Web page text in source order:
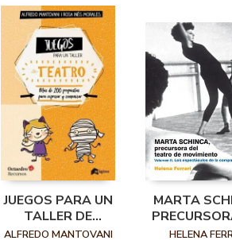
JUEGOS PARA UN
TALLER DE
TEATRO
ALFREDO MANTOVANI
MARTA
TEATRO
HELENA